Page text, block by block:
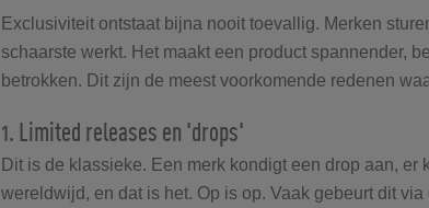
Exclusiviteit ontstaat bijna nooit toevallig. Merken
schaarste werkt. Het maakt een product spannender,
betrokken. Dit zijn de meest voorkomende redenen
1. Limited releases en 'drops'
Dit is de klassieke. Een merk kondigt een drop aan, er
wereldwijd, en dat is het. Op is op. Vaak gebeurt dit